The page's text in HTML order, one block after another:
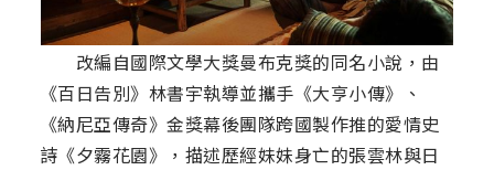
改編自國際文學大獎曼布克獎的同名小說，由
《百日告別》林書宇執導並攜手《大亨小傳》、
《納尼亞傳奇》金獎幕後團隊跨國製作推的愛情史
詩《夕霧花園》，描述歷經妹妹身亡的張雲林與日